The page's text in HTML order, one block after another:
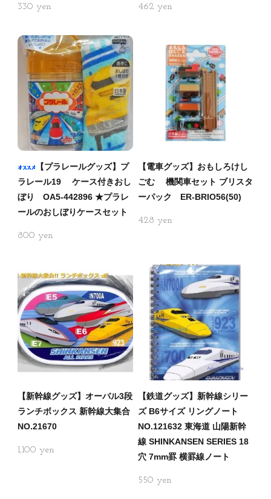
330 462
【プラレールグッズ】プ
ラレール19 ケース付きおし
ぼり OA5-442896 ★プラレ
ールのおしぼりケースセット
800
【電車グッズ】おもしろけし
ごむ 機関車セット ブリスタ
ーパック ER-BRIO56(50)
428
【新幹線グッズ】オーバル3段
ランチボックス 新幹線大集合
NO.21670
1,100
【鉄道グッズ】新幹線シリー
ズ B6サイズ リングノート
NO.121632 東海道 山陽新幹
線 SHINKANSEN SERIES 18
穴 7mm罫 横罫線ノート
550